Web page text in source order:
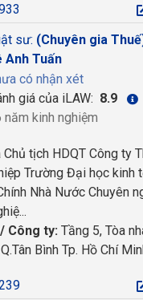
sư: (Chuyên gia
Anh Tuấn
có nhận xét
giá của iLAW: 8.9
năm kinh nghiệm
tịch HDQT Công ty
Trường Đại học kinh
Nhà Nước Chuyên
Công ty: Tầng 5, Tòa
Bình Tp. Hồ Chí